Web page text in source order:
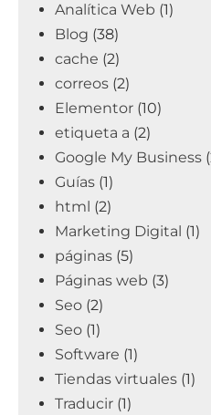
Analítica Web (1)
Blog (38)
cache (2)
correos (2)
Elementor (10)
etiqueta a (2)
Google My Business
Guías (1)
html (2)
Marketing Digital (1)
páginas (5)
Páginas web (3)
Seo (2)
Seo (1)
Software (1)
Tiendas virtuales (1)
Traducir (1)